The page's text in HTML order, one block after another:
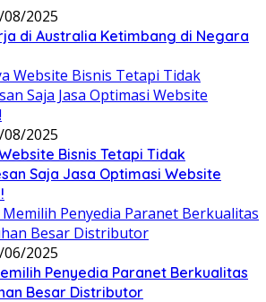
08/2025
di Australia Ketimbang di Negara
08/2025
Bisnis Tetapi Tidak
Saja Jasa Optimasi Website
06/2025
Penyedia Paranet Berkualitas
Besar Distributor